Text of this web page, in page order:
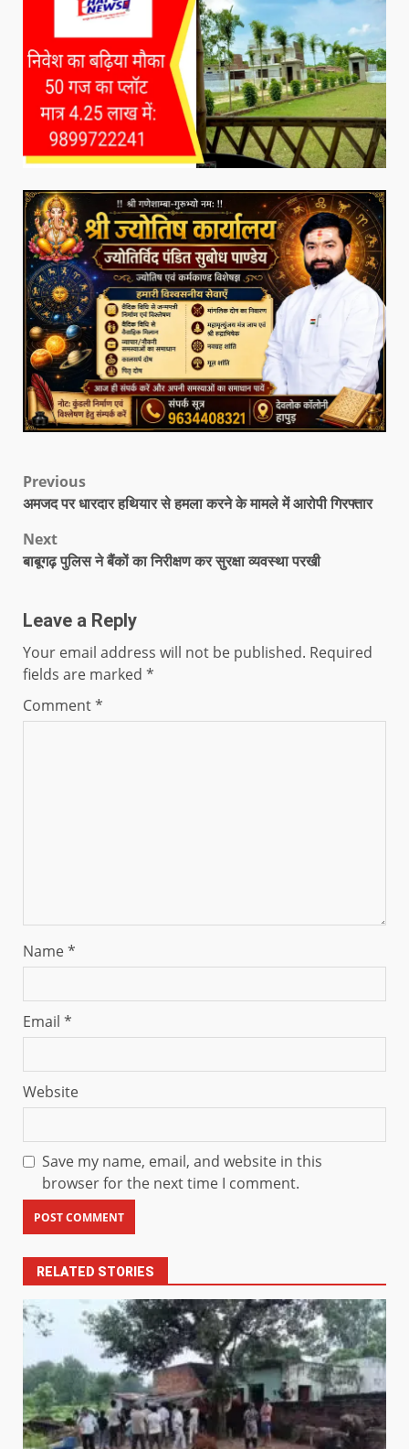
Previous
अमजद पर धारदार हथियार से हमला करने के मामले में आरोपी गिरफ्तार
Next
बाबूगढ़ पुलिस ने बैंकों का निरीक्षण कर सुरक्षा व्यवस्था परखी
Leave a Reply
Your email address will not be published. Required
fields are marked *
Comment*
Name*
Email *
Website
Save my name, email, and website in this
browser for the next time I comment.
RELATED STORIES